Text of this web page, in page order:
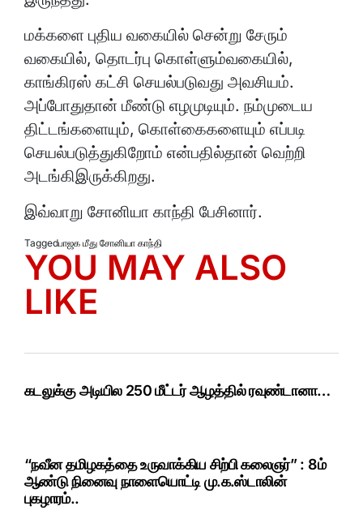
மக்களை புதிய வகையில் சென்று சேரும்
வகையில், தொடர்பு கொள்ளும்வகையில்,
காங்கிரஸ் கட்சி செயல்படுவது அவசியம்.
அப்போதுதான் மீண்டு எழமுடியும். நம்முடைய
திட்டங்களையும், கொள்கைகளையும் எப்படி
செயல்படுத்துகிறோம் என்பதில்தான் வெற்றி
அடங்கிஇருக்கிறது.
இவ்வாறு சோனியா காந்தி பேசினார்.
Taggedபாஜக மீது சோனியா காந்தி
YOU MAY ALSO
LIKE
கடலுக்கு அடியில 250 மீட்டர் ஆழத்தில் ரவுண்டானா…
“நவீன தமிழகத்தை உருவாக்கிய சிற்பி கலைஞர்” : 8ம்
ஆண்டு நினைவு நாளையொட்டி மு.க.ஸ்டாலின்
புகழாரம்..